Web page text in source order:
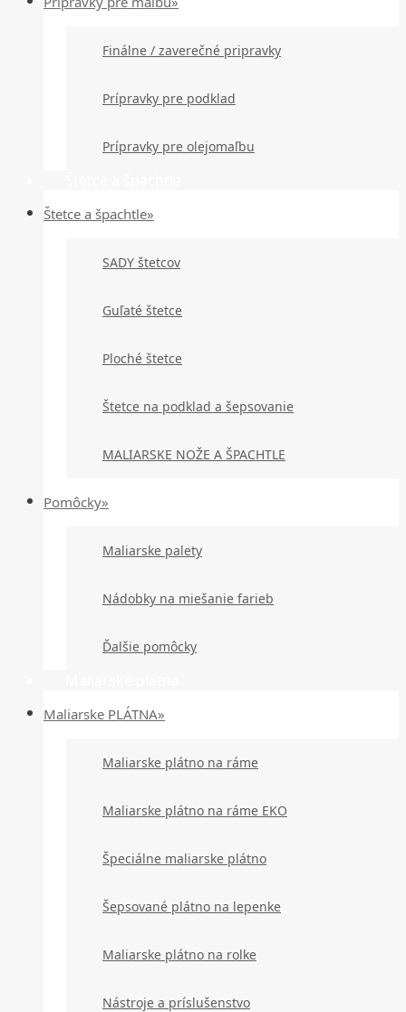
Finálne / zaverečné pripravky
Prípravky pre podklad
Prípravky pre olejomaľbu
Štetce a špachtle»
SADY štetcov
Guľaté štetce
Ploché štetce
Štetce na podklad a šepsovanie
MALIARSKE NOŽE A ŠPACHTLE
Pomôcky»
Maliarske palety
Nádobky na miešanie farieb
Ďalšie pomôcky
Maliarske PLÁTNA»
Maliarske plátno na ráme
Maliarske plátno na ráme EKO
Špeciálne maliarske plátno
Šepsované plátno na lepenke
Maliarske plátno na rolke
Nástroje a príslušenstvo